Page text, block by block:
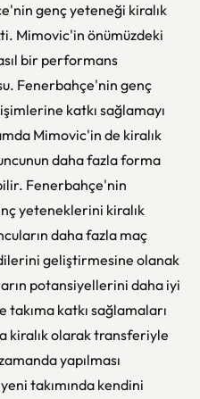
genç yeteneği kiralık
Mimovic'in önümüzdeki
bir performans
Fenerbahçe'nin genç
katkı sağlamayı
Mimovic'in de kiralık
daha fazla forma
Fenerbahçe'nin
yeteneklerini kiralık
daha fazla maç
geliştirmesine olanak
potansiyellerini daha iyi
katkı sağlamaları
kiralık olarak transferiyle
yapılması
takımında kendini